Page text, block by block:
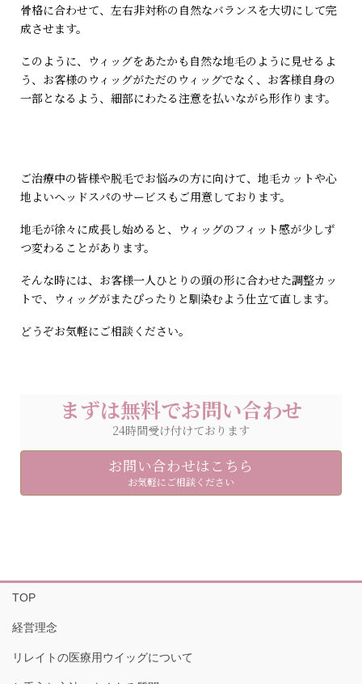
骨格に合わせて、左右非対称の自然なバランスを大切にして完
成させます。
このように、ウィッグをあたかも自然な地毛のように見せるよ
う、お客様のウィッグがただのウィッグでなく、お客様自身の
一部となるよう、細部にわたる注意を払いながら形作ります。
ご治療中の皆様や脱毛でお悩みの方に向けて、地毛カットや心
地よいヘッドスパのサービスもご用意しております。
地毛が徐々に成長し始めると、ウィッグのフィット感が少しず
つ変わることがあります。
そんな時には、お客様一人ひとりの頭の形に合わせた調整カッ
トで、ウィッグがまたぴったりと馴染むよう仕立て直します。
どうぞお気軽にご相談ください。
まずは無料でお問い合わせ
24時間受け付けております
お問い合わせはこちら
お気軽にご相談ください
TOP
経営理念
リレイトの医療用ウイッグについて